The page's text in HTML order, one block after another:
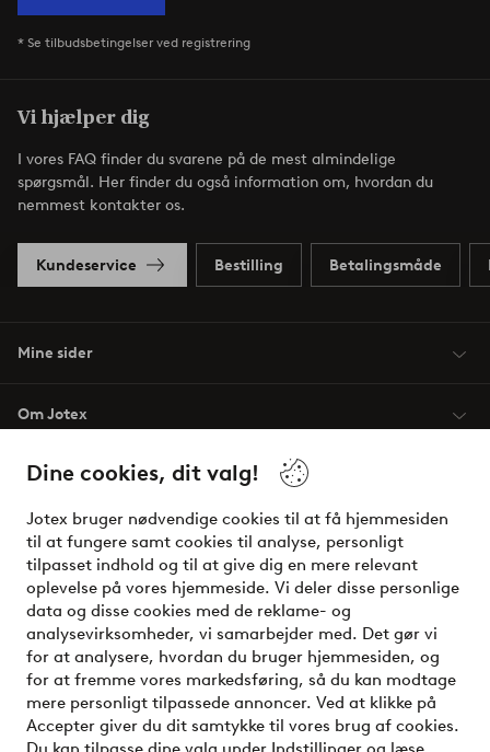
Dine cookies, dit valg!
Jotex bruger nødvendige cookies til at få hjemmesiden
til at fungere samt cookies til analyse, personligt
tilpasset indhold og til at give dig en mere relevant
oplevelse på vores hjemmeside. Vi deler disse personlige
data og disse cookies med de reklame- og
analysevirksomheder, vi samarbejder med. Det gør vi
for at analysere, hvordan du bruger hjemmesiden, og
for at fremme vores markedsføring, så du kan modtage
mere personligt tilpassede annoncer. Ved at klikke på
Accepter giver du dit samtykke til vores brug af cookies.
* Se tilbudsbetingelser ved registrering
Vi hjælper dig
I vores FAQ finder du svarene på de mest almindelige
spørgsmål. Her finder du også information om, hvordan du
nemmest kontakter os.
Kundeservice Bestilling Betalingsmåde
Mine sider
Om Jotex
Vilkår
Venner
Sikre betalinger - betal nu eller del op
Vil du vide mere om vores betalingsmuligheder?
elpy